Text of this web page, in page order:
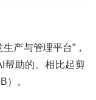
产与管理平台”，
帮助的。相比起剪
）。